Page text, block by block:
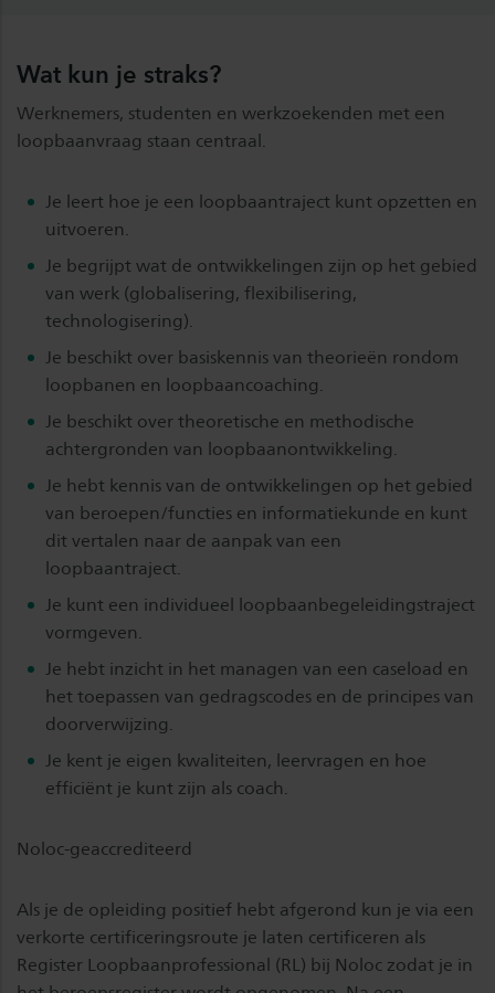
Wat kun je straks?
Werknemers, studenten en werkzoekenden met een
loopbaanvraag staan centraal.
Je leert hoe je een loopbaantraject kunt opzetten en
uitvoeren.
Je begrijpt wat de ontwikkelingen zijn op het gebied
van werk (globalisering, flexibilisering,
technologisering).
Je beschikt over basiskennis van theorieën rondom
loopbanen en loopbaancoaching.
Je beschikt over theoretische en methodische
achtergronden van loopbaanontwikkeling.
Je hebt kennis van de ontwikkelingen op het gebied
van beroepen/functies en informatiekunde en kunt
dit vertalen naar de aanpak van een
loopbaantraject.
Je kunt een individueel loopbaanbegeleidingstraject
vormgeven.
Je hebt inzicht in het managen van een caseload en
het toepassen van gedragscodes en de principes van
doorverwijzing.
Je kent je eigen kwaliteiten, leervragen en hoe
efficiënt je kunt zijn als coach.
Noloc-geaccrediteerd
Als je de opleiding positief hebt afgerond kun je via een
verkorte certificeringsroute je laten certificeren als
Register Loopbaanprofessional (RL) bij Noloc zodat je in